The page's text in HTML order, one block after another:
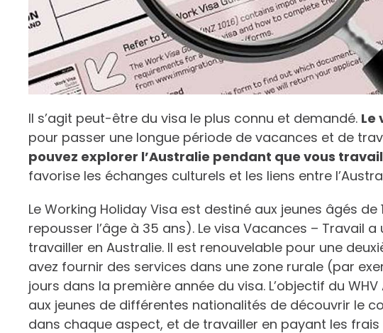
Il s’agit peut-être du visa le plus connu et demandé. Le
pour passer une longue période de vacances et de
pouvez explorer l’Australie pendant que vous
favorise les échanges culturels et les liens entre
Le Working Holiday Visa est destiné aux jeunes âgés de
repousser l’âge à 35 ans). Le visa Vacances – Travail
travailler en Australie. Il est renouvelable pour une
avez fournir des services dans une zone rurale (par
jours dans la première année du visa. L’objectif du
aux jeunes de différentes nationalités de découvrir le
dans chaque aspect, et de travailler en payant les frais